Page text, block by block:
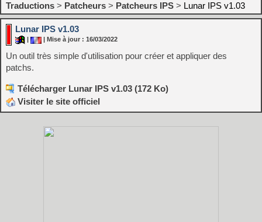
Traductions > Patcheurs > Patcheurs IPS > Lunar IPS v1.03
Lunar IPS v1.03
| Mise à jour : 16/03/2022
Un outil très simple d'utilisation pour créer et appliquer des
patchs.
Télécharger Lunar IPS v1.03 (172 Ko)
Visiter le site officiel